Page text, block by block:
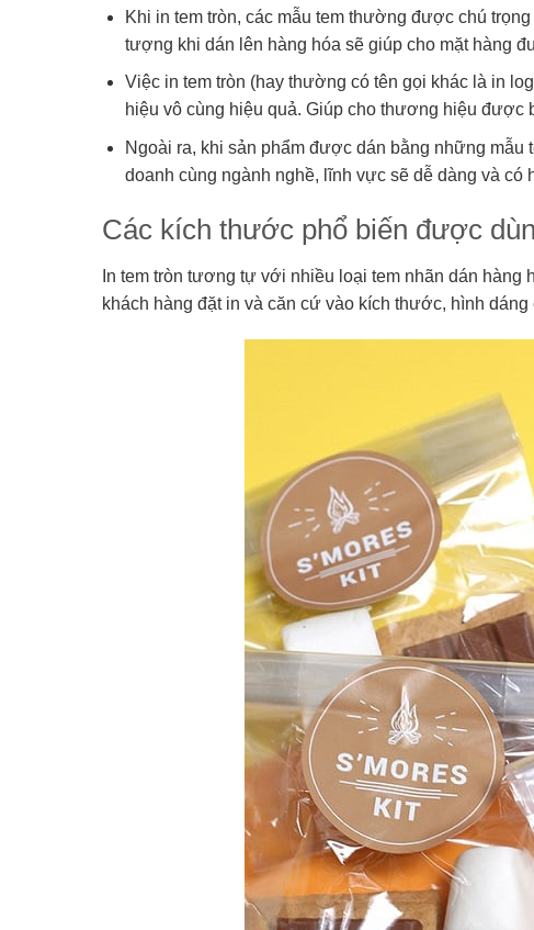
Khi in tem tròn, các mẫu tem thường được chú
tượng khi dán lên hàng hóa sẽ giúp cho mặt hàng
Việc in tem tròn (hay thường có tên gọi khác là in
hiệu vô cùng hiệu quả. Giúp cho thương hiệu được
Ngoài ra, khi sản phẩm được dán bằng những
doanh cùng ngành nghề, lĩnh vực sẽ dễ dàng và có
Các kích thước phổ biến được
In tem tròn tương tự với nhiều loại tem nhãn dán
khách hàng đặt in và căn cứ vào kích thước, hình